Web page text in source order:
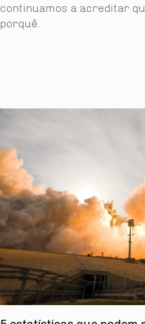
continuamos a acreditar
porquê.